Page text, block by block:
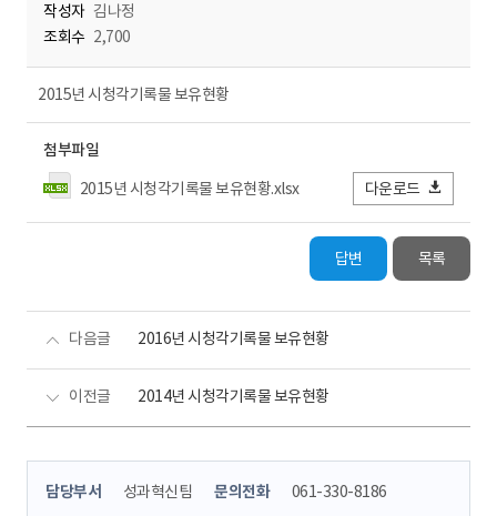
작성자 김나정
조회수 2,700
2015년 시청각기록물 보유현황
첨부파일
2015년 시청각기록물 보유현황.xlsx
다운로드
답변 목록
다음글 2016년 시청각기록물 보유현황
이전글 2014년 시청각기록물 보유현황
콘
담당부서 성과혁신팀 문의전화 061-330-8186